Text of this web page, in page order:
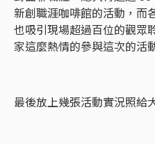
新創職涯咖啡館的活動，
也吸引現場超過百位的觀眾
家這麼熱情的參與這次的活
最後放上幾張活動實況照給